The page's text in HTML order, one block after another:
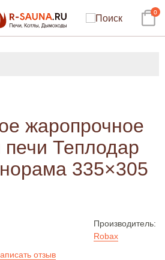
0
жаропрочное
печи Теплодар
335×305
Производитель:
Robax
отзыв